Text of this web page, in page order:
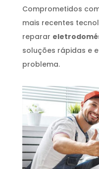
Comprometidos
mais recentes
reparar
soluções rápidas e
problema.